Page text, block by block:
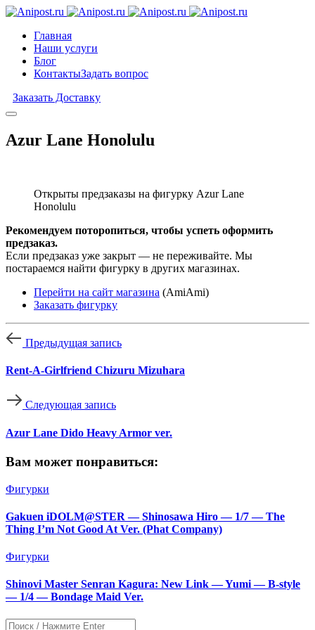
Главная
Наши услуги
Блог
КонтактыЗадать вопрос
Заказать Доставку
Azur Lane Honolulu
Открыты предзаказы на фигурку Azur Lane
Honolulu
Рекомендуем поторопиться, чтобы успеть оформить
предзаказ.
Если предзаказ уже закрыт — не переживайте. Мы
постараемся найти фигурку в других магазинах.
Перейти на сайт магазина (AmiAmi)
Заказать фигурку
Предыдущая запись
Rent-A-Girlfriend Chizuru Mizuhara
Следующая запись
Azur Lane Dido Heavy Armor ver.
Вам может понравиться:
Фигурки
Gakuen iDOLM@STER — Shinosawa Hiro — 1/7 — The
Thing I’m Not Good At Ver. (Phat Company)
Фигурки
Shinovi Master Senran Kagura: New Link — Yumi — B-style
— 1/4 — Bondage Maid Ver.